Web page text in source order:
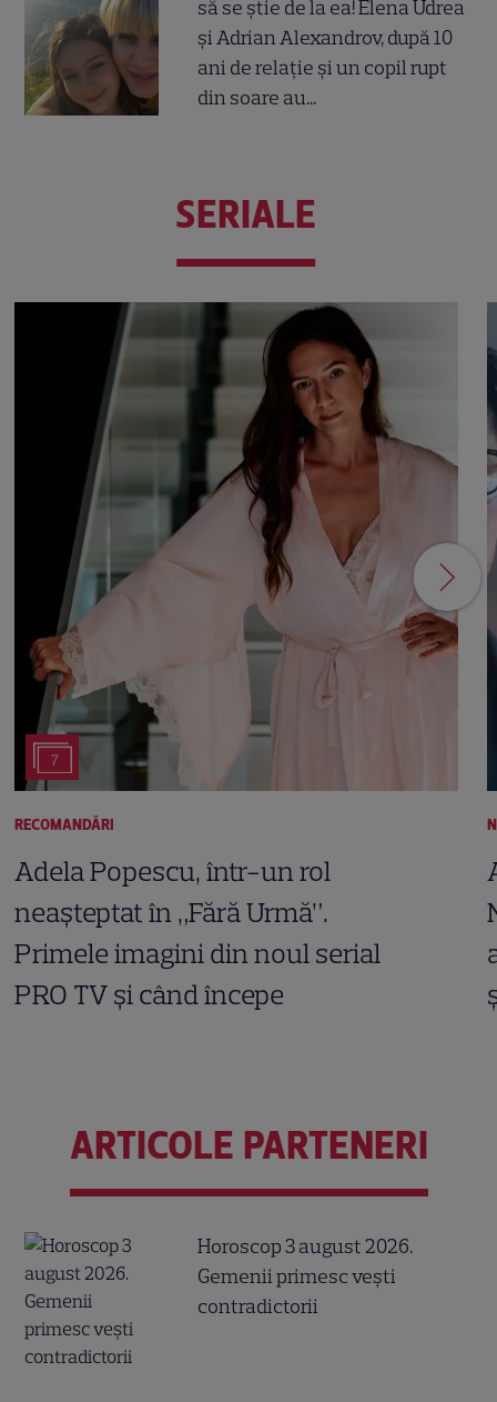
să se știe de la ea! Elena Udrea
și Adrian Alexandrov, după 10
ani de relație și un copil rupt
din soare au...
SERIALE
7
RECOMANDĂRI
Adela Popescu, într-un rol
neașteptat în „Fără Urmă”.
Primele imagini din noul serial
PRO TV și când începe
ARTICOLE PARTENERI
Horoscop 3 august 2026.
Gemenii primesc vești
contradictorii